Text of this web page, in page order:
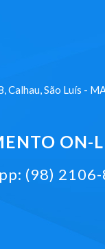
Calhau, São Luís -
ON-
(98)